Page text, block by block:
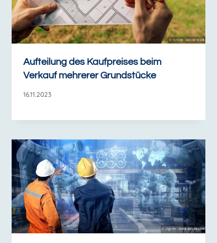
Aufteilung des Kaufpreises beim
Verkauf mehrerer Grundstücke
16.11.2023